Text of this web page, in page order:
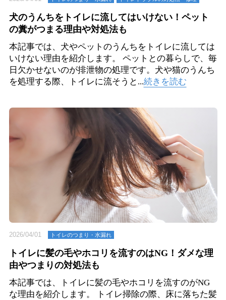
犬のうんちをトイレに流してはいけない！ペット
の糞がつまる理由や対処法も
本記事では、犬やペットのうんちをトイレに流しては
いけない理由を紹介します。 ペットとの暮らしで、毎
日欠かせないのが排泄物の処理です。犬や猫のうんち
を処理する際、トイレに流そうと...続きを読む
2026/04/01 トイレのつまり・⽔漏れ
トイレに髪の毛やホコリを流すのはNG！ダメな理
由やつまりの対処法も
本記事では、トイレに髪の毛やホコリを流すのがNG
な理由を紹介します。 トイレ掃除の際、床に落ちた髪